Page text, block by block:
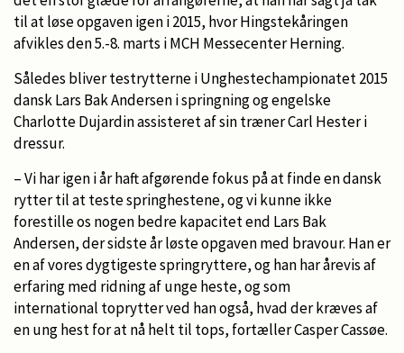
til at løse opgaven igen i 2015, hvor Hingstekåringen
afvikles den 5.-8. marts i MCH Messecenter Herning.
Således bliver testrytterne i Unghestechampionatet 2015
dansk Lars Bak Andersen i springning og engelske
Charlotte Dujardin assisteret af sin træner Carl Hester i
dressur.
– Vi har igen i år haft afgørende fokus på at finde en dansk
rytter til at teste springhestene, og vi kunne ikke
forestille os nogen bedre kapacitet end Lars Bak
Andersen, der sidste år løste opgaven med bravour. Han er
en af vores dygtigeste springryttere, og han har årevis af
erfaring med ridning af unge heste, og som
international toprytter ved han også, hvad der kræves af
en ung hest for at nå helt til tops, fortæller Casper Cassøe.